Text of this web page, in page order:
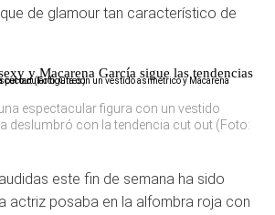
de glamour tan característico de
y Macarena García sigue las tendencias
espectacular figura con un vestido
deslumbró con la tendencia cut out (Foto:
este fin de semana ha sido
actriz posaba en la alfombra roja con